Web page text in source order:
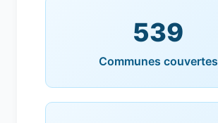
539
Communes couvertes